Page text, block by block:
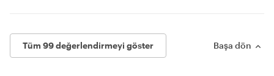
Tüm 99 değerlendirmeyi göster Başa dön